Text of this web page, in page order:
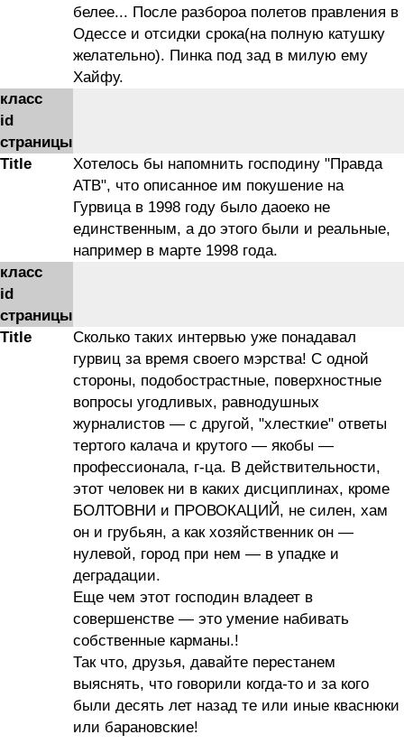
белее... После разбороа полетов правления в
Одессе и отсидки срока(на полную катушку
желательно). Пинка под зад в милую ему
Хайфу.
класс
id
страницы
Title
Хотелось бы напомнить господину "Правда
АТВ", что описанное им покушение на
Гурвица в 1998 году было даоеко не
единственным, а до этого были и реальные,
например в марте 1998 года.
класс
id
страницы
Title
Cколько таких интервью уже понадавал
гурвиц за время своего мэрства! С одной
стороны, подобострастные, поверхностные
вопросы угодливых, равнодушных
журналистов — с другой, "хлесткие" ответы
тертого калача и крутого — якобы —
профессионала, г-ца. В действительности,
этот человек ни в каких дисциплинах, кроме
БОЛТОВНИ и ПРОВОКАЦИЙ, не силен, хам
он и грубьян, а как хозяйственник он —
нулевой, город при нем — в упадке и
деградации.
Еще чем этот господин владеет в
совершенстве — это умение набивать
собственные карманы.!
Так что, друзья, давайте перестанем
выяснять, что говорили когда-то и за кого
были десять лет назад те или иные кваснюки
или барановские!